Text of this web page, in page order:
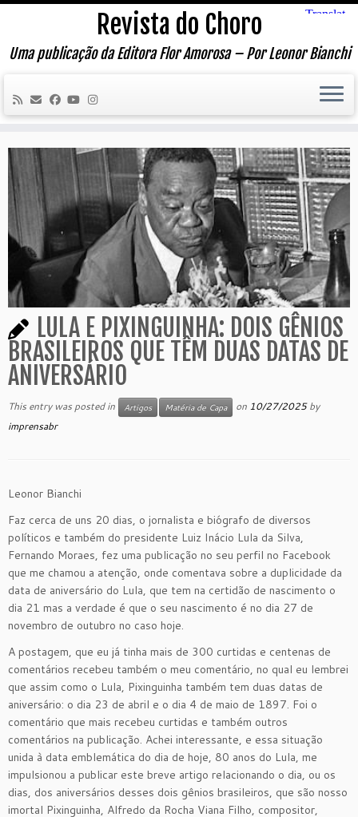
Skip
content
Revista do Choro
Uma publicação da Editora Flor Amorosa – Por Leonor Bianchi
LULA E PIXINGUINHA: DOIS GÊNIOS
BRASILEIROS QUE TÊM DUAS DATAS DE
ANIVERSÁRIO
This entry was posted in Artigos Matéria de Capa on 10/27/2025 by
imprensabr
Leonor Bianchi
Faz cerca de uns 20 dias, o jornalista e biógrafo de diversos
políticos e também do presidente Luiz Inácio Lula da Silva,
Fernando Moraes, fez uma publicação no seu perfil no Facebook
que me chamou a atenção, onde comentava sobre a duplicidade da
data de aniversário do Lula, que tem na certidão de nascimento o
dia 21 mas a verdade é que o seu nascimento é no dia 27 de
novembro de outubro no caso hoje.
A postagem, que eu já tinha mais de 300 curtidas e centenas de
comentários recebeu também o meu comentário, no qual eu lembrei
que assim como o Lula, Pixinguinha também tem duas datas de
aniversário: o dia 23 de abril e o dia 4 de maio de 1897. Foi o
comentário que mais recebeu curtidas e também outros
comentários na publicação. Achei interessante, e essa situação
unida à data emblemática do dia de hoje, 80 anos do Lula, me
impulsionou a publicar este breve artigo relacionando o dia, ou os
dias, dos aniversários desses dois gênios brasileiros, que são nosso
imortal Pixinguinha, Alfredo da Rocha Viana Filho, compositor,